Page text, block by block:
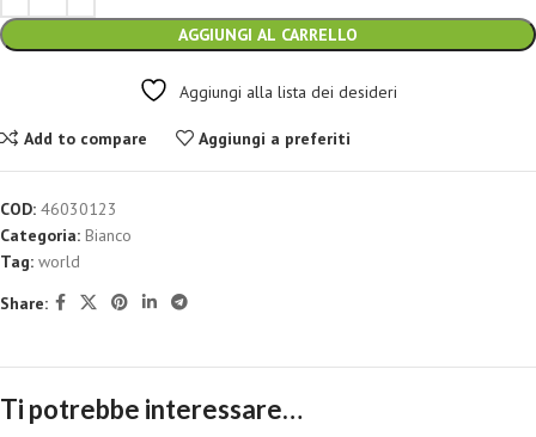
AGGIUNGI AL CARRELLO
Aggiungi alla lista dei desideri
Add to compare Aggiungi a preferiti
COD: 46030123
Categoria: Bianco
Tag: world
Share:
Ti potrebbe interessare…